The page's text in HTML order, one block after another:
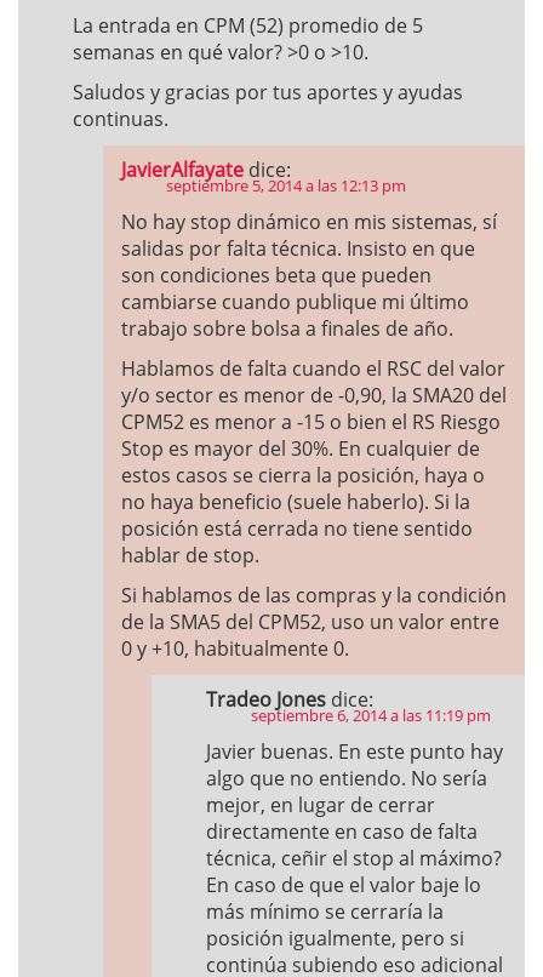
La entrada en CPM (52) promedio de 5
semanas en qué valor? >0 o >10.
Saludos y gracias por tus aportes y ayudas
continuas.
JavierAlfayate dice:
septiembre 5, 2014 a las 12:13 pm
No hay stop dinámico en mis sistemas, sí
salidas por falta técnica. Insisto en que
son condiciones beta que pueden
cambiarse cuando publique mi último
trabajo sobre bolsa a finales de año.
Hablamos de falta cuando el RSC del valor
y/o sector es menor de -0,90, la SMA20 del
CPM52 es menor a -15 o bien el RS Riesgo
Stop es mayor del 30%. En cualquier de
estos casos se cierra la posición, haya o
no haya beneficio (suele haberlo). Si la
posición está cerrada no tiene sentido
hablar de stop.
Si hablamos de las compras y la condición
de la SMA5 del CPM52, uso un valor entre
0 y +10, habitualmente 0.
Tradeo Jones dice:
septiembre 6, 2014 a las 11:19 pm
Javier buenas. En este punto hay
algo que no entiendo. No sería
mejor, en lugar de cerrar
directamente en caso de falta
técnica, ceñir el stop al máximo?
En caso de que el valor baje lo
más mínimo se cerraría la
posición igualmente, pero si
continúa subiendo eso adicional